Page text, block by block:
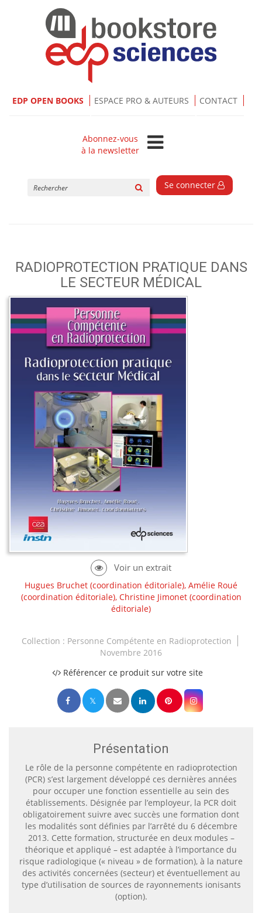
EDP OPEN BOOKS ESPACE PRO & AUTEURS CONTACT
Abonnez-vous
à la newsletter
Se connecter
RADIOPROTECTION PRATIQUE DANS
LE SECTEUR MÉDICAL
Hugues Bruchet (coordination éditoriale), Amélie Roué
(coordination éditoriale), Christine Jimonet(coordination
éditoriale)
Collection : Personne Compétente en Radioprotection
Novembre 2016
Référencer ce produit sur votre site
Présentation
Le rôle de la personne compétente en radioprotection
(PCR) s’est largement développé ces dernières années
pour occuper une fonction essentielle au sein des
établissements. Désignée par l’employeur, la PCR doit
obligatoirement suivre avec succès une formation dont
les modalités sont définies par l’arrêté du 6 décembre
2013. Cette formation, structurée en deux modules –
théorique et appliqué – est adaptée à l’importance du
risque radiologique (« niveau » de formation), à la nature
des activités concernées (secteur) et éventuellement au
type d’utilisation de sources de rayonnements ionisants
(option).